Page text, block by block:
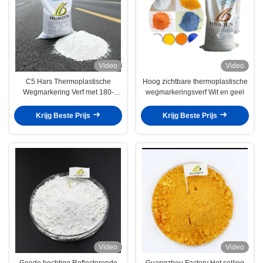
Video
C5 Hars Thermoplastische
Wegmarkering Verf met 180-
UV-bestendigheid voor
Snelwegen en Parkeerplaatsen
Krijg Beste Prijs
Video
Hoog zichtbare thermoplastische
wegmarkeringsverf Wit en geel
Krijg Beste Prijs
Video
Video